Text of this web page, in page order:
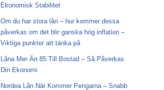
Ekonomisk Stabilitet
Om du har stora lån – hur kommer dessa
påverkas om det blir ganska hög inflation –
Viktiga punkter att tänka på
Låna Mer Än 85 Till Bostad – Så Påverkas
Din Ekonomi
Nordea Lån När Kommer Pengarna – Snabb